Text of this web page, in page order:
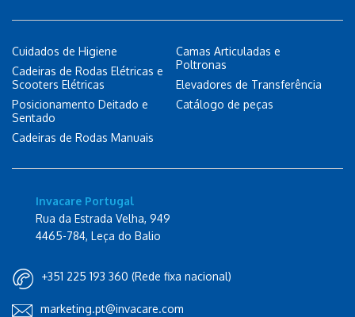
Cuidados de Higiene
Cadeiras de Rodas Elétricas e
Scooters Elétricas
Posicionamento Deitado e
Sentado
Cadeiras de Rodas Manuais
Camas Articuladas e
Poltronas
Elevadores de Transferência
Catálogo de peças
Invacare Portugal
Rua da Estrada Velha, 949
4465-784, Leça do Balio
+351 225 193 360 (Rede fixa nacional)
marketing.pt@invacare.com